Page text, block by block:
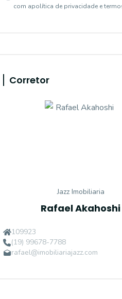
com apolítica de privacidade e
Corretor
Jazz Imobiliaria
Rafael Akahoshi
109923
(19) 99678-7788
rafael@imobiliariajazz.com